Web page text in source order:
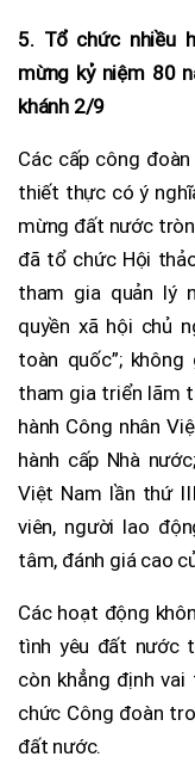
5. Tổ chức nhiều
mừng kỷ niệm 80
khánh 2/9
Các cấp công
thiết thực có ý
mừng đất nước
đã tổ chức Hội
tham gia quản lý
quyền xã hội chủ
toàn quốc”;
tham gia triển lãm
hành Công nhân
hành cấp Nhà
Việt Nam lần thứ
viên, người lao
tâm, đánh giá cao
Các hoạt động
tình yêu đất nước
còn khẳng định
chức Công đoàn
đất nước.